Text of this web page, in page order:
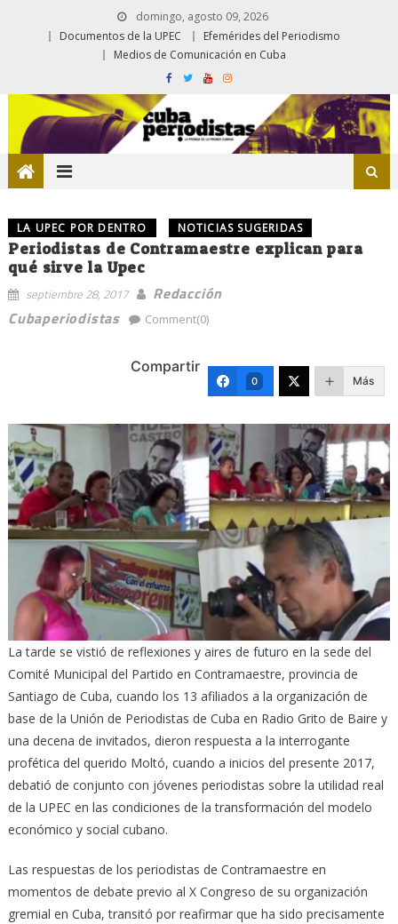
domingo, agosto 09, 2026
Documentos de la UPEC
Efemérides del Periodismo
Medios de Comunicación en Cuba
LA UPEC POR DENTRO NOTICIAS SUGERIDAS
Periodistas de Contramaestre explican para
qué sirve la Upec
septiembre 28, 2017
Redacción
Cubaperiodistas
Comment(0)
Compartir
0 Más
La tarde se vistió de reflexiones y aires de futuro en la sede del
Comité Municipal del Partido en Contramaestre, provincia de
Santiago de Cuba, cuando los 13 afiliados a la organización de
base de la Unión de Periodistas de Cuba en Radio Grito de Baire y
una decena de invitados, dieron respuesta a la interrogante
profética del querido Moltó, cuando a inicios del presente 2017,
debatió de conjunto con jóvenes periodistas sobre la utilidad real
de la UPEC en las condiciones de la transformación del modelo
económico y social cubano.
Las respuestas de los periodistas de Contramaestre en
momentos de debate previo al X Congreso de su organización
gremial en Cuba, transitó por reafirmar que ha sido precisamente